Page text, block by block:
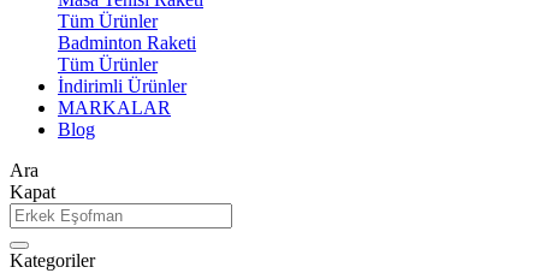
Tüm Ürünler
Badminton Raketi
Tüm Ürünler
İndirimli Ürünler
MARKALAR
Blog
Ara
Kapat
Kategoriler